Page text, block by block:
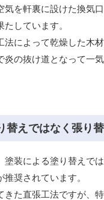
気を軒裏に設けた換気
しています。
法によって乾燥した木材
炎の抜け道となって一気
替えではなく張り
塗装による塗り替えで
奨されています。
きた直張工法ですが、